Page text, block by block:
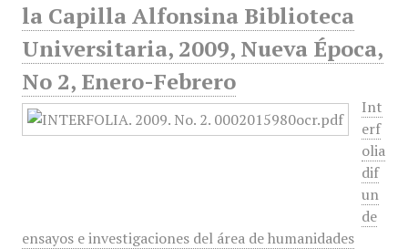
la Capilla Alfonsina Biblioteca
Universitaria, 2009, Nueva Época,
No 2, Enero-Febrero
Int
erf
olia
dif
un
de
ensayos e investigaciones del área de humanidades